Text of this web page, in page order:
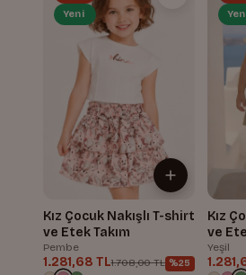
Yeni
Kız Çocuk Nakışlı T-shirt
ve Etek Takım
Pembe
1.281,68 TL1.708,00 TL %25
Kız
ve
Yeşil